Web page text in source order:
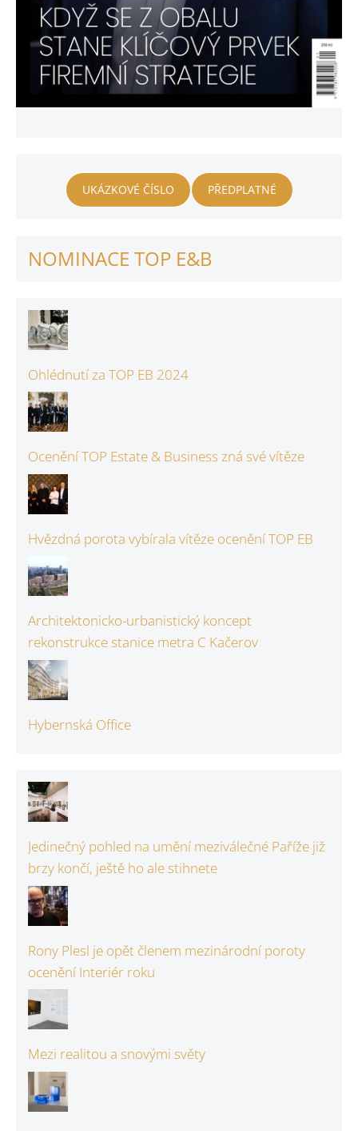
UKÁZKOVÉ ČÍSLO PŘEDPLATNÉ
NOMINACE TOP E&B
Ohlédnutí za TOP EB 2024
Ocenění TOP Estate & Business zná své vítěze
Hvězdná porota vybírala vítěze ocenění TOP EB
Architektonicko-urbanistický koncept
rekonstrukce stanice metra C Kačerov
Hybernská Office
Jedinečný pohled na umění meziválečné Paříže již
brzy končí, ještě ho ale stihnete
Rony Plesl je opět členem mezinárodní poroty
ocenění Interiér roku
Mezi realitou a snovými světy